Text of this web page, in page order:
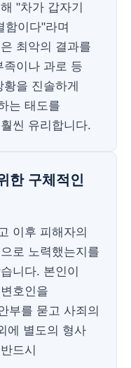
"차가 갑자기
함이다"라며
최악의 결과를
족이나 과로 등
을 진솔하게
는 태도를
씬 유리합니다.
한 구체적인
이후 피해자의
로 노력했는지를
니다. 본인이
호인을
부를 묻고 사죄의
에 별도의 형사
드시